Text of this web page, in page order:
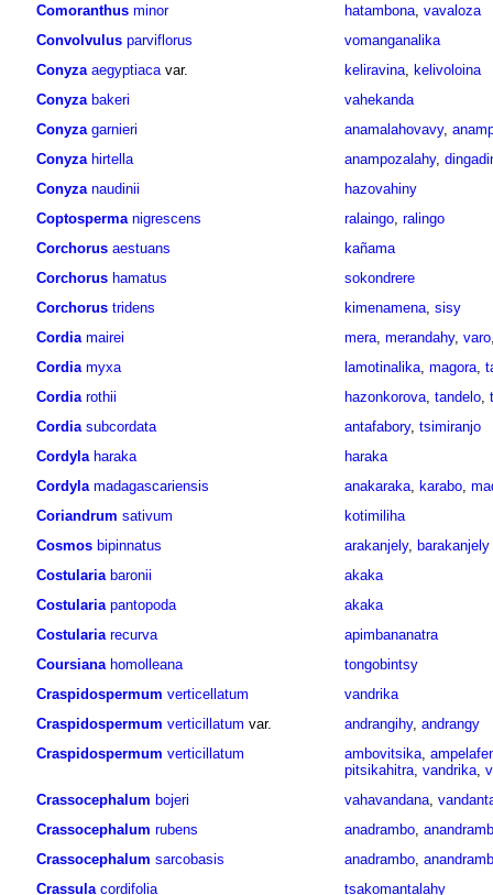
Comoranthus minor hatambona, vavaloza
Convolvulus parviflorus
vomanganalika
Conyza aegyptiacavar. keliravina, kelivoloina
Conyza bakeri
vahekanda
Conyza garnieri anamalahovavy,
Conyza hirtella anampozalahy,
Conyza naudinii
hazovahiny
Coptosperma nigrescens ralaingo, ralingo
Corchorus aestuans
kañama
Corchorus hamatus
sokondrere
Corchorus tridens kimenamena, sisy
Cordia mairei mera, merandahy, varo
Cordia myxa lamotinalika, magora,
Cordia rothii hazonkorova, tandelo,
Cordia subcordata antafabory, tsimiranjo
Cordyla haraka
haraka
Cordyla madagascariensis anakaraka, karabo,
Coriandrum sativum
kotimiliha
Cosmos bipinnatus arakanjely, barakanjely
Costularia baronii
akaka
Costularia pantopoda
akaka
Costularia recurva
apimbananatra
Coursiana homolleana
tongobintsy
Craspidospermum verticellatum
vandrika
Craspidospermum verticillatum var. andrangihy, andrangy
Craspidospermum verticillatum ambovitsika,
pitsikahitra, vandrika,
Crassocephalum bojeri vahavandana,
Crassocephalum rubens anadrambo,
Crassocephalum sarcobasis anadrambo,
Crassula cordifolia
tsakomantalahy